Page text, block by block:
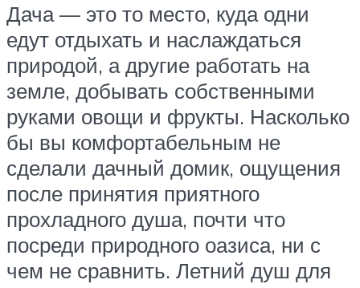
Дача — это то место, куда одни
едут отдыхать и наслаждаться
природой, а другие работать на
земле, добывать собственными
руками овощи и фрукты. Насколько
бы вы комфортабельным не
сделали дачный домик, ощущения
после принятия приятного
прохладного душа, почти что
посреди природного оазиса, ни с
чем не сравнить. Летний душ для